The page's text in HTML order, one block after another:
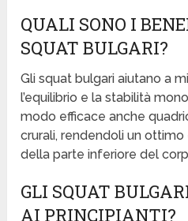
QUALI SONO I
SQUAT BULGARI?
Gli squat bulgari aiutano a
l’equilibrio e la stabilità
modo efficace anche
crurali, rendendoli un
della parte inferiore del
GLI SQUAT
AI PRINCIPIANTI?